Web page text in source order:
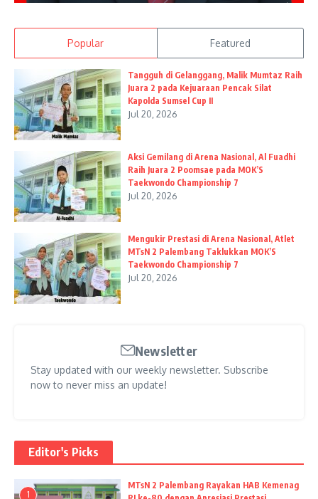
Popular Featured
Tangguh di Gelanggang, Malik Mumtaz Raih
Juara 2 pada Kejuaraan Pencak Silat
Kapolda Sumsel Cup II
Jul 20, 2026
Aksi Gemilang di Arena Nasional, Al Fuadhi
Raih Juara 2 Poomsae pada MOK’S
Taekwondo Championship 7
Jul 20, 2026
Mengukir Prestasi di Arena Nasional, Atlet
MTsN 2 Palembang Taklukkan MOK’S
Taekwondo Championship 7
Jul 20, 2026
Newsletter
Stay updated with our weekly newsletter. Subscribe
now to never miss an update!
Editor's Picks
1
MTsN 2 Palembang Rayakan HAB Kemenag